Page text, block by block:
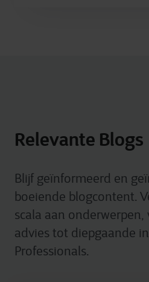
Relevante Blogs
Blijf geïnformeerd en
boeiende blogcontent.
scala aan
advies tot diepgaande
Professionals.